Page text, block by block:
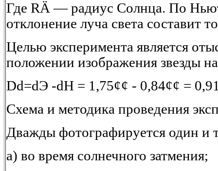
Где RÄ — радиус Солнца. По
отклонение луча света составит
Целью эксперимента является
положении изображения звезды
Dd=dЭ -dН = 1,75¢¢ - 0,84¢¢ =
Схема и методика проведения
Дважды фотографируется один и
а) во время солнечного затмения;